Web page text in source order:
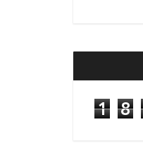
1 8